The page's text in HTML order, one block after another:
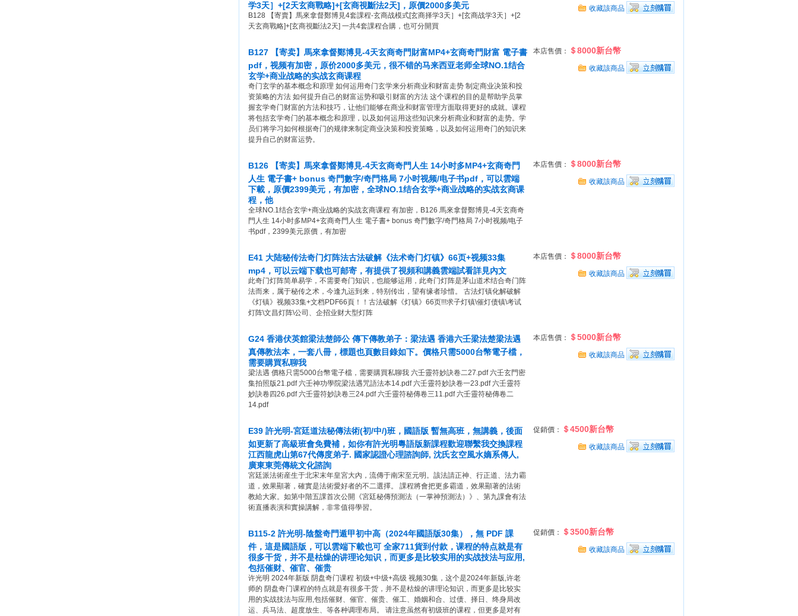
学3天］+[2天玄商戰略]+[玄商視斷法2天]，原價2000多美元
B128 【寄賣】馬來拿督鄭博見4套課程-玄商战模式[玄商择学3天］+[玄商战学3天］+[2
天玄商戰略]+[玄商視斷法2天] 一共4套課程合購，也可分開買 ​
收藏該商品
B127 【寄卖】馬來拿督鄭博見-4天玄商奇門財富MP4+玄商奇門財富 電子書
pdf，视频有加密，原价2000多美元，很不错的马来西亚老师全球NO.1结合
玄学+商业战略的实战玄商课程
奇门玄学的基本概念和原理 如何运用奇门玄学来分析商业和财富走势 制定商业决策和投
资策略的方法 如何提升自己的财富运势和吸引财富的方法 这个课程的目的是帮助学员掌
握玄学奇门财富的方法和技巧，让他们能够在商业和财富管理方面取得更好的成就。课程
将包括玄学奇门的基本概念和原理，以及如何运用这些知识来分析商业和财富的走势。学
员们将学习如何根据奇门的规律来制定商业决策和投资策略，以及如何运用奇门的知识来
提升自己的财富运势。
本店售價： ＄8000新台幣
收藏該商品
B126 【寄卖】馬來拿督鄭博見-4天玄商奇門人生 14小时多MP4+玄商奇門
人生 電子書+ bonus 奇門數字/奇門格局 7小时视频/电子书pdf，可以雲端
下載，原價2399美元，有加密，全球NO.1结合玄学+商业战略的实战玄商课
程，他
全球NO.1结合玄学+商业战略的实战玄商课程 有加密，B126 馬來拿督鄭博見-4天玄商奇
門人生 14小时多MP4+玄商奇門人生 電子書+ bonus 奇門數字/奇門格局 7小时视频/电子
书pdf，2399美元原價，有加密
本店售價： ＄8000新台幣
收藏該商品
E41 大陆秘传法奇门灯阵法古法破解《法术奇门灯镇》66页+视频33集
mp4，可以云端下载也可邮寄，有提供了視頻和講義雲端試看詳見內文
此奇门灯阵简单易学，不需要奇门知识，也能够运用，此奇门灯阵是茅山道术结合奇门阵
法而来，属于秘传之术，今逢九运到来，特别传出，望有缘者珍惜。 古法灯镇化解破解
《灯镇》视频33集+文档PDF66頁！！古法破解《灯镇》66页!!!求子灯镇\催灯债‬镇\考试
灯阵\文昌灯阵\公司、企招业‬财大型灯阵
本店售價： ＄8000新台幣
收藏該商品
G24 香港伏英館梁法楚師公 傳下傳教弟子：梁法遇 香港六壬梁法楚梁法遇
真傳教法本，一套八冊，標題也頁數目錄如下。價格只需5000台幣電子檔，
需要購買私聊我
梁法遇 價格只需5000台幣電子檔，需要購買私聊我 六壬靈符妙訣卷二27.pdf 六壬玄門密
集拍照版21.pdf 六壬神功學院梁法遇咒語法本14.pdf 六壬靈符妙訣卷一23.pdf 六壬靈符
妙訣卷四26.pdf 六壬靈符妙訣卷三24.pdf 六壬靈符秘傳卷三11.pdf 六壬靈符秘傳卷二
14.pdf
本店售價： ＄5000新台幣
收藏該商品
E39 許光明-宮廷道法秘傳法術(初/中/)班，國語版 暫無高班，無講義，後面
如更新了高級班會免費補，如你有許光明粵語版新課程歡迎聯繫我交換課程
江西龍虎山第67代傳度弟子. 國家認證心理諮詢師, 沈氏玄空風水嫡系傳人,
廣東東莞傳統文化諮詢
宮廷派法術産生于北宋末年皇宮大內，流傳于南宋至元明。該法請正神、行正道、法力霸
道，效果顯著，確實是法術愛好者的不二選擇。 課程將會把更多霸道，效果顯著的法術
教給大家。如第中階五課首次公開《宮廷秘傳預測法（一掌神預測法）》、第九課會有法
術直播表演和實操講解，非常值得學習。
促銷價： ＄4500新台幣
收藏該商品
B115-2 許光明-陰盤奇門遁甲初中高（2024年國語版30集），無 PDF 課
件，這是國語版，可以雲端下載也可 全家711貨到付款，课程的特点就是有
很多干货，并不是枯燥的讲理论知识，而更多是比较实用的实战技法与应用,
包括催财、催官、催贵
许光明 2024年新版 阴盘奇门课程 初级+中级+高级 视频30集，这个是2024年新版,许老
师的 阴盘奇门课程的特点就是有很多干货，并不是枯燥的讲理论知识，而更多是比较实
用的实战技法与应用,包括催财、催官、催贵、催工、婚姻和合、过债、择日、终身局改
运、兵马法、超度放生、等各种调理布局。 请注意虽然有初级班的课程，但更多是对有
促銷價： ＄3500新台幣
收藏該商品